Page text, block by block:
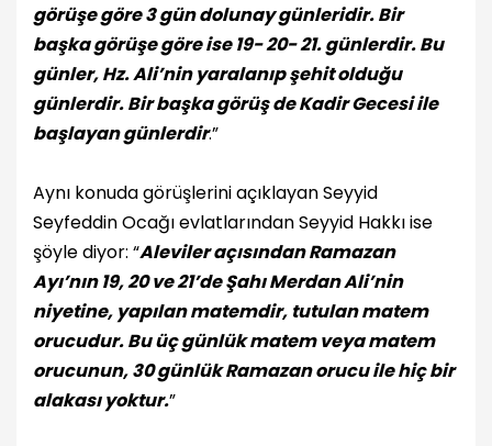
görüşe göre 3 gün dolunay günleridir. Bir
başka görüşe göre ise 19- 20- 21. günlerdir. Bu
günler, Hz. Ali’nin yaralanıp şehit olduğu
günlerdir. Bir başka görüş de Kadir Gecesi ile
başlayan günlerdir.”
Aynı konuda görüşlerini açıklayan Seyyid
Seyfeddin Ocağı evlatlarından Seyyid Hakkı ise
şöyle diyor: “Aleviler açısından Ramazan
Ayı’nın 19, 20 ve 21’de Şahı Merdan Ali’nin
niyetine, yapılan matemdir, tutulan matem
orucudur. Bu üç günlük matem veya matem
orucunun, 30 günlük Ramazan orucu ile hiç bir
alakası yoktur.”